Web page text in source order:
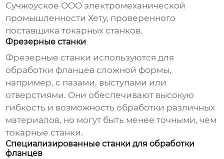
Сучжоуское ООО электромеханической
промышленности Хету, проверенного
поставщика токарных станков.
Фрезерные станки
Фрезерные станки используются для
обработки фланцев сложной формы,
например, с пазами, выступами или
отверстиями. Они обеспечивают высокую
гибкость и возможность обработки различных
материалов, но могут быть менее точными, чем
токарные станки.
Специализированные станки для обработки
фланцев